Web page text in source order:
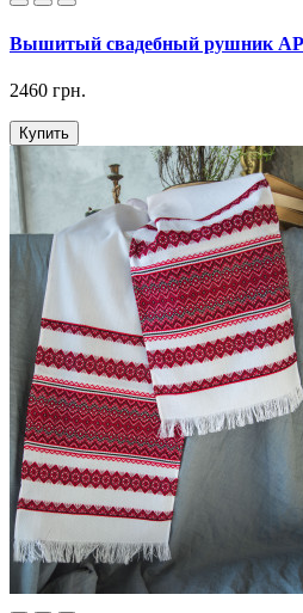
Вышитый свадебный рушник
2460 грн.
Купить